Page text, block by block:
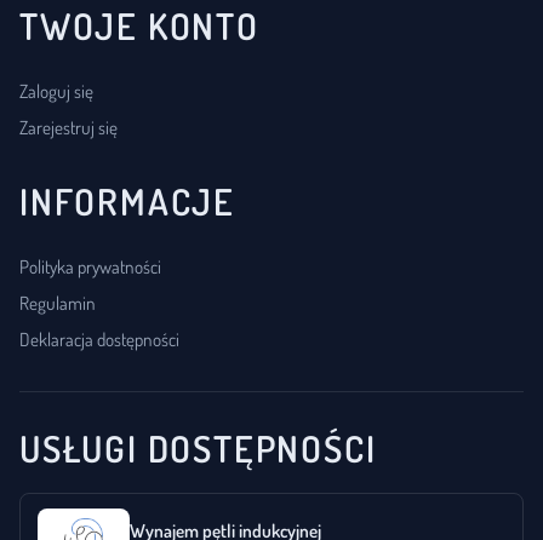
TWOJE KONTO
Zaloguj się
Zarejestruj się
INFORMACJE
Polityka prywatności
Regulamin
Deklaracja dostępności
USŁUGI DOSTĘPNOŚCI
Wynajem pętli indukcyjnej